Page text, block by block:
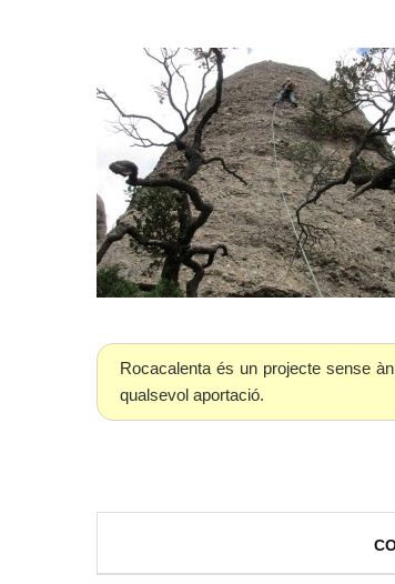
Rocacalenta és un projecte sense
qualsevol aportació.